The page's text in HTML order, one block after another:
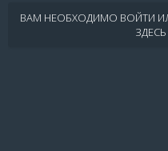
ВАМ НЕОБХОДИМО ВОЙТИ